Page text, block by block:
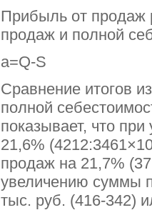
Прибыль от продаж
продаж и полной
a=Q-S
Сравнение итогов
полной
показывает, что
21,6%
продаж на 21,7%
увеличению суммы
тыс. руб. (416-342)